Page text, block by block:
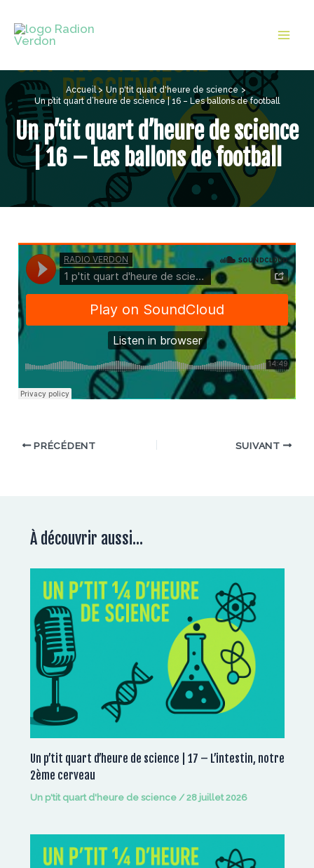
contenu
Accueil
Un p'tit quart d'heure de science
Un p’tit quart d’heure de science | 16 – Les ballons de football
Un p’tit quart d’heure de science
| 16 – Les ballons de football
PRÉCÉDENT SUIVANT
À découvrir aussi...
Un p’tit quart d’heure de science | 17 – L’intestin, notre
2ème cerveau
Un p'tit quart d'heure de science/28 juillet 2026